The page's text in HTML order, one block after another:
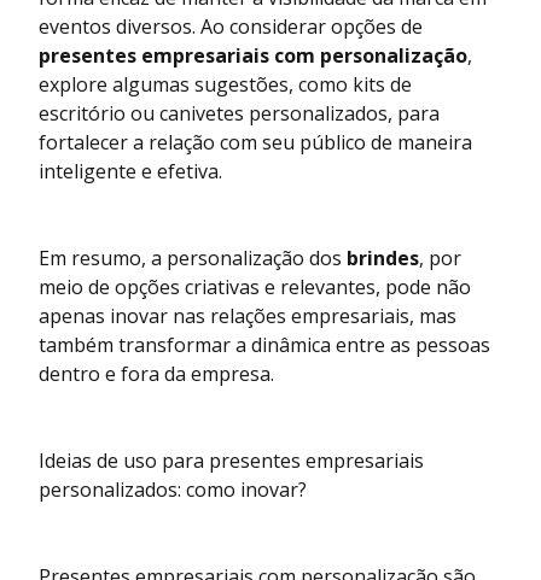
eventos diversos. Ao considerar opções de
presentes empresariais com personalização,
explore algumas sugestões, como kits de
escritório ou canivetes personalizados, para
fortalecer a relação com seu público de maneira
inteligente e efetiva.
Em resumo, a personalização dos brindes, por
meio de opções criativas e relevantes, pode não
apenas inovar nas relações empresariais, mas
também transformar a dinâmica entre as pessoas
dentro e fora da empresa.
Ideias de uso para presentes empresariais
personalizados: como inovar?